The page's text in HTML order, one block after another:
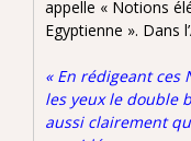
appelle « Notions
Egyptienne ». Dans
« En rédigeant ces
les yeux le double
aussi clairement